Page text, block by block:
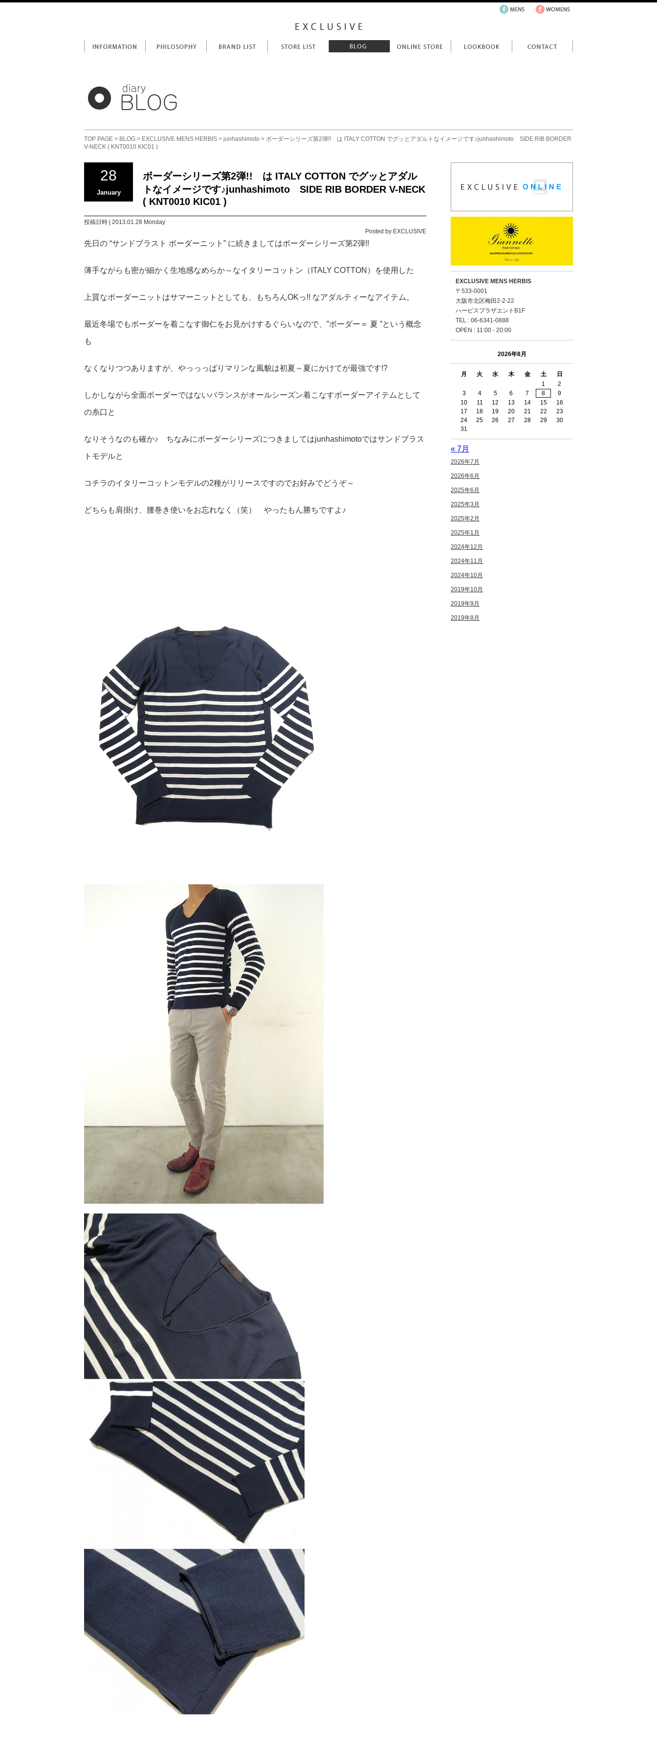
TOP PAGE > BLOG > EXCLUSIVE MENS HERBIS > junhashimoto > ボーダーシリーズ第2弾!! は ITALY COTTON でグッとアダルトなイメージです♪junhashimoto SIDE RIB BORDER
V-NECK ( KNT0010 KIC01 )
28
January
ボーダーシリーズ第2弾!! は ITALY COTTON でグッとアダル
トなイメージです♪junhashimoto SIDE RIB BORDER V-NECK
( KNT0010 KIC01 )
投稿日時 | 2013.01.28 Monday
Posted by EXCLUSIVE
先日の “サンドブラスト ボーダーニット” に続きましてはボーダーシリーズ第2弾!!
薄手ながらも密が細かく生地感なめらか～なイタリーコットン（ITALY COTTON）を使用した
上質なボーダーニットはサマーニットとしても、もちろんOKっ!! なアダルティーなアイテム。
最近冬場でもボーダーを着こなす御仁をお見かけするぐらいなので、”ボーダー＝ 夏 ”という概念
も
なくなりつつありますが、やっっっぱりマリンな風貌は初夏～夏にかけてが最強です!?
しかしながら全面ボーダーではないバランスがオールシーズン着こなすボーダーアイテムとして
の糸口と
なりそうなのも確か♪ ちなみにボーダーシリーズにつきましてはjunhashimotoではサンドブラス
トモデルと
コチラのイタリーコットンモデルの2種がリリースですのでお好みでどうぞ～
どちらも肩掛け、腰巻き使いをお忘れなく（笑） やったもん勝ちですよ♪
EXCLUSIVE MENS HERBIS
〒533-0001
大阪市北区梅田2-2-22
ハービスプラザエントB1F
TEL : 06-6341-0888
OPEN : 11:00 - 20:00
2026年8月
月 火 水 木 金 土
日
1
2
3
4 5 6 7 8
9
10
11 12 13 14 15
16
17
18 19 20 21 22
23
24
25 26 27 28 29
30
31
« 7月
2026年7月
2026年6月
2025年6月
2025年3月
2025年2月
2025年1月
2024年12月
2024年11月
2024年10月
2019年10月
2019年9月
2019年8月